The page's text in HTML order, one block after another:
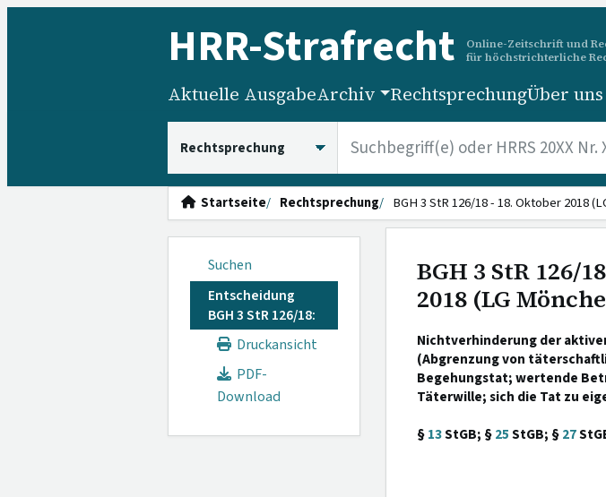
HRR-Strafrecht
Online-Zeitschrift und
für höchstrichterliche
Aktuelle AusgabeArchiv RechtsprechungÜber uns
Startseite Rechtsprechung BGH 3 StR 126/18 - 18. Oktober 2018
Suchen
Entscheidung
BGH 3 StR 126/18:
Druckansicht
PDF-
Download
BGH 3 StR 126/
2018 (LG
Nichtverhinderung der
(Abgrenzung von
Begehungstat; wertende
Täterwille; sich die Tat zu
§13StGB; §25StGB; §27